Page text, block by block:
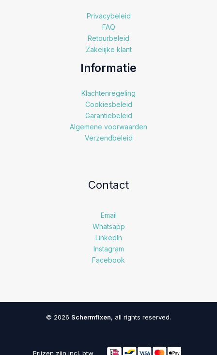
Privacybeleid
FAQ
Retourbeleid
Zakelijke klant
Informatie
Klachtenregeling
Cookiesbeleid
Garantiebeleid
Algemene voorwaarden
Verzendbeleid
Contact
Email
Whatsapp
LinkedIn
Instagram
Facebook
© 2026 Schermfixen, all rights reserved.
Prijzen zijn incl. btw